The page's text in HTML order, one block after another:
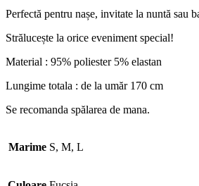
Perfectă pentru nașe, invitate la nuntă sau
Strălucește la orice eveniment special!
Material : 95% poliester 5% elastan
Lungime totala : de la umăr 170 cm
Se recomanda spălarea de mana.
Marime S, M, L